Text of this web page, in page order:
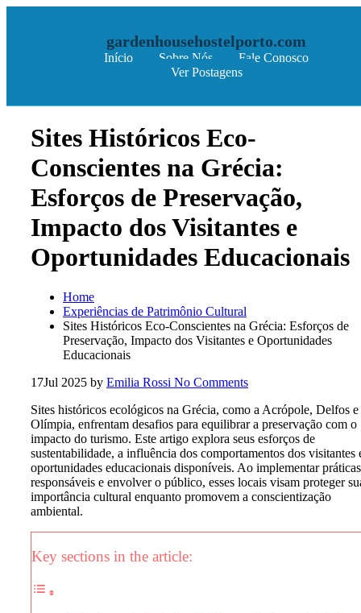
gardenhousehostelporto.com
Início Sobre Nós
Fale Conosco
Ver Postagens
Skip to content
Sites Históricos Eco-
Conscientes na Grécia:
Esforços de Preservação,
Impacto dos Visitantes e
Oportunidades Educacionais
Home
Experiências de Patrimônio Cultural
Sites Históricos Eco-Conscientes na Grécia: Esforços de
Preservação, Impacto dos Visitantes e Oportunidades
Educacionais
17Jul 2025 by Emilia Rossi No Comments
Sites históricos ecológicos na Grécia, como a Acrópole, Delfos e
Olímpia, enfrentam desafios para equilibrar a preservação com o
impacto do turismo. Este artigo explora seus esforços de
sustentabilidade, a influência dos comportamentos dos visitantes
oportunidades educacionais disponíveis. Ao implementar práticas
responsáveis e envolver o público, esses locais visam proteger
importância cultural enquanto promovem a conscientização
ambiental.
Key sections in the article: